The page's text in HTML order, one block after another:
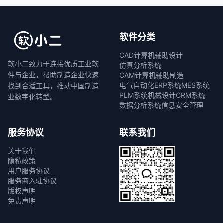
软小二致力于连接优质工业软
件与企业，帮助制造企业快速
找到合适工具，推动中国制造
业数字化转型。
软件分类
CAD计算机辅助设计
仿真分析系统
CAM计算机辅助制造
电气自动化ERP系统MES系统
PLM系统机械设计CRM系统
数据分析系统信息安全管理
服务协议
关于我们
隐私政策
用户服务协议
服务商入驻协议
版权声明
免责声明
联系我们